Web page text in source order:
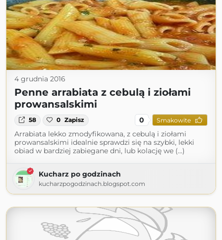
4 grudnia 2016
Penne arrabiata z cebulą i ziołami
prowansalskimi
58 0 Zapisz 0 Smakowite
Arrabiata lekko zmodyfikowana, z cebulą i ziołami
prowansalskimi idealnie sprawdzi się na szybki, lekki
obiad w bardziej zabiegane dni, lub kolację we (...)
Kucharz po godzinach
kucharzpogodzinach.blogspot.com